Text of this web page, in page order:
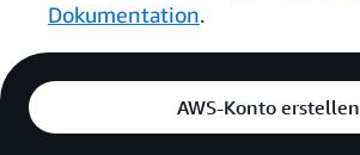
Dokumentation.
AWS-Konto erstellen